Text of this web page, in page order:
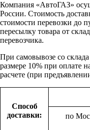
Компания «АвтоГАЗ»
России. Стоимость
стоимости перевозки до
пересылку товара от
перевозчика.
При самовывозе со
размере 10% при оплате
расчете (при
Способ
доставки:
по